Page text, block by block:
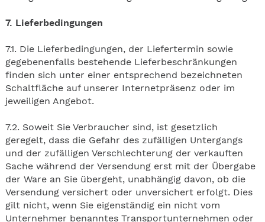
7. Lieferbedingungen
7.1. Die Lieferbedingungen, der Liefertermin sowie
gegebenenfalls bestehende Lieferbeschränkungen
finden sich unter einer entsprechend bezeichneten
Schaltfläche auf unserer Internetpräsenz oder im
jeweiligen Angebot.
7.2. Soweit Sie Verbraucher sind, ist gesetzlich
geregelt, dass die Gefahr des zufälligen Untergangs
und der zufälligen Verschlechterung der verkauften
Sache während der Versendung erst mit der Übergabe
der Ware an Sie übergeht, unabhängig davon, ob die
Versendung versichert oder unversichert erfolgt. Dies
gilt nicht, wenn Sie eigenständig ein nicht vom
Unternehmer benanntes Transportunternehmen oder